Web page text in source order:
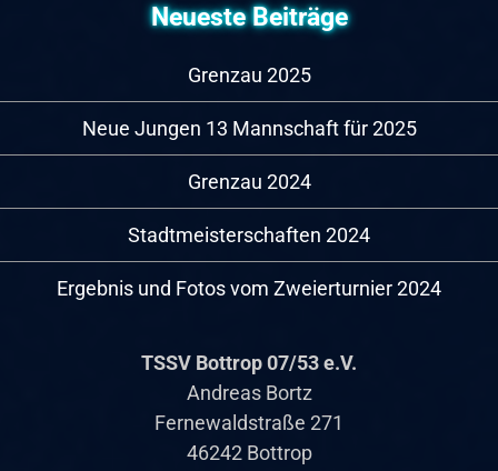
Neueste Beiträge
Grenzau 2025
Neue Jungen 13 Mannschaft für 2025
Grenzau 2024
Stadtmeisterschaften 2024
Ergebnis und Fotos vom Zweierturnier 2024
TSSV Bottrop 07/53 e.V.
Andreas Bortz
Fernewaldstraße 271
46242 Bottrop